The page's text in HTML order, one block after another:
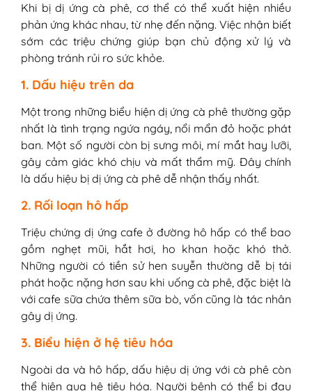
Khi bị dị ứng cà phê, cơ thể có thể xuất hiện nhiều
phản ứng khác nhau, từ nhẹ đến nặng. Việc nhận biết
sớm các triệu chứng giúp bạn chủ động xử lý và
phòng tránh rủi ro sức khỏe.
1. Dấu hiệu trên da
Một trong những biểu hiện dị ứng cà phê thường gặp
nhất là tình trạng ngứa ngáy, nổi mẩn đỏ hoặc phát
ban. Một số người còn bị sưng môi, mí mắt hay lưỡi,
gây cảm giác khó chịu và mất thẩm mỹ. Đây chính
là dấu hiệu bị dị ứng cà phê dễ nhận thấy nhất.
2. Rối loạn hô hấp
Triệu chứng dị ứng cafe ở đường hô hấp có thể bao
gồm nghẹt mũi, hắt hơi, ho khan hoặc khó thở.
Những người có tiền sử hen suyễn thường dễ bị tái
phát hoặc nặng hơn sau khi uống cà phê, đặc biệt là
với cafe sữa chứa thêm sữa bò, vốn cũng là tác nhân
gây dị ứng.
3. Biểu hiện ở hệ tiêu hóa
Ngoài da và hô hấp, dấu hiệu dị ứng với cà phê còn
thể hiện qua hệ tiêu hóa. Người bệnh có thể bị đau